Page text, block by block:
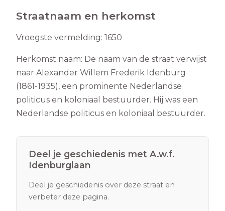
Straatnaam en herkomst
Vroegste vermelding: 1650
Herkomst naam: De naam van de straat verwijst
naar Alexander Willem Frederik Idenburg
(1861-1935), een prominente Nederlandse
politicus en koloniaal bestuurder. Hij was een
Nederlandse politicus en koloniaal bestuurder.
Deel je geschiedenis met A.w.f.
Idenburglaan
Deel je geschiedenis over deze straat en
verbeter deze pagina.